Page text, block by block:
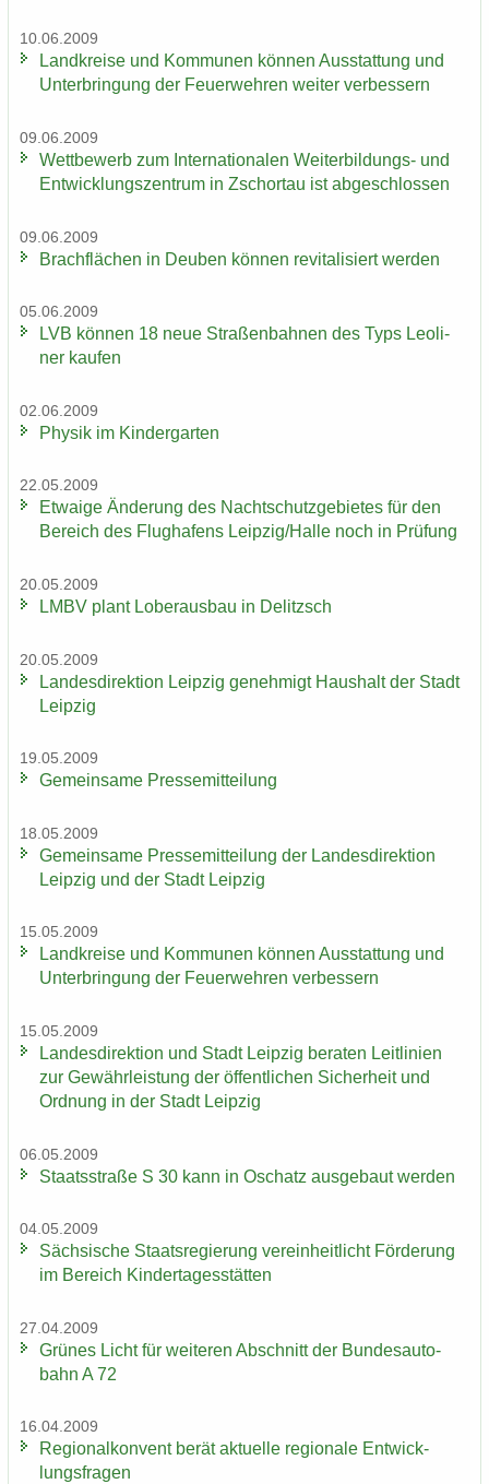
10.06.2009
Land­krei­se und Kom­mu­nen kön­nen Aus­stat­tung und
Un­ter­brin­gung der Feu­er­weh­ren wei­ter ver­bes­sern
09.06.2009
Wett­be­werb zum In­ter­na­tio­na­len Weiterbildungs-​ und
Ent­wick­lungs­zen­trum in Zschor­tau ist ab­ge­schlos­sen
09.06.2009
Brach­flä­chen in Deu­ben kön­nen re­vi­ta­li­siert wer­den
05.06.2009
LVB kön­nen 18 neue Stra­ßen­bah­nen des Typs Leo­li­
ner kau­fen
02.06.2009
Phy­sik im Kin­der­gar­ten
22.05.2009
Et­wa­ige Än­de­rung des Nacht­schutz­ge­bie­tes für den
Be­reich des Flug­ha­fens Leip­zig/Halle noch in Prü­fung
20.05.2009
LMBV plant Lober­aus­bau in De­litzsch
20.05.2009
Lan­des­di­rek­ti­on Leip­zig ge­neh­migt Haus­halt der Stadt
Leip­zig
19.05.2009
Ge­mein­sa­me Pres­se­mit­tei­lung
18.05.2009
Ge­mein­sa­me Pres­se­mit­tei­lung der Lan­des­di­rek­ti­on
Leip­zig und der Stadt Leip­zig
15.05.2009
Land­krei­se und Kom­mu­nen kön­nen Aus­stat­tung und
Un­ter­brin­gung der Feu­er­weh­ren ver­bes­sern
15.05.2009
Lan­des­di­rek­ti­on und Stadt Leip­zig be­ra­ten Leit­li­ni­en
zur Ge­währ­leis­tung der öf­fent­li­chen Si­cher­heit und
Ord­nung in der Stadt Leip­zig
06.05.2009
Staats­stra­ße S 30 kann in Oschatz aus­ge­baut wer­den
04.05.2009
Säch­si­sche Staats­re­gie­rung ver­ein­heit­licht För­de­rung
im Be­reich Kin­der­ta­ges­stät­ten
27.04.2009
Grü­nes Licht für wei­te­ren Ab­schnitt der Bun­des­au­to­
bahn A 72
16.04.2009
Re­gio­nal­kon­vent berät ak­tu­el­le re­gio­na­le Ent­wick­
lungs­fra­gen